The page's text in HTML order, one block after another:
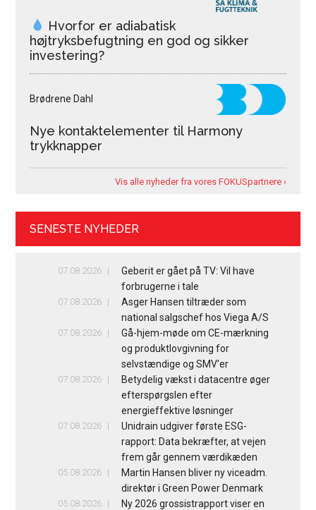
Hvorfor er adiabatisk
højtryksbefugtning en god og sikker
investering?
Brødrene Dahl
Nye kontaktelementer til Harmony
trykknapper
Vis alle nyheder fra vores FOKUSpartnere ›
SENESTE NYHEDER
07.08.2026
Geberit er gået på TV: Vil have
forbrugerne i tale
07.08.2026
Asger Hansen tiltræder som
national salgschef hos Viega A/S
07.08.2026
Gå-hjem-møde om CE-mærkning
og produktlovgivning for
selvstændige og SMV’er
07.08.2026
Betydelig vækst i datacentre øger
efterspørgslen efter
energieffektive løsninger
07.08.2026
Unidrain udgiver første ESG-
rapport: Data bekræfter, at vejen
frem går gennem værdikæden
05.08.2026
Martin Hansen bliver ny viceadm.
direktør i Green Power Denmark
05.08.2026
Ny 2026 grossistrapport viser en